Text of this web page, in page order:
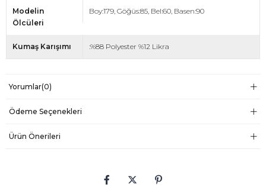
Modelin
Ölcüleri
Boy:179, Göğüs:85, Bel:60, Basen:90
Kumaş Karışımı :%88 Polyester %12 Likra
Yorumlar(0)
Ödeme Seçenekleri
Ürün Önerileri